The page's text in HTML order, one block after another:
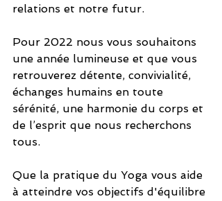
relations et notre futur.
Pour 2022 nous vous souhaitons
une année lumineuse et que vous
retrouverez détente, convivialité,
échanges humains en toute
sérénité, une harmonie du corps et
de l’esprit que nous recherchons
tous.
Que la pratique du Yoga vous aide
à atteindre vos objectifs d'équilibre